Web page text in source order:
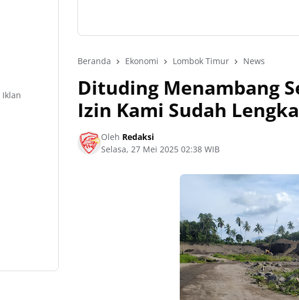
Beranda Ekonomi Lombok Timur News
Dituding Menambang
Izin Kami Sudah
Oleh Redaksi
Selasa, 27 Mei 2025 02:38 WIB
Iklan